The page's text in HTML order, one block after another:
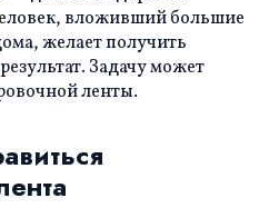
вложивший большие
желает получить
Задачу может
ленты.